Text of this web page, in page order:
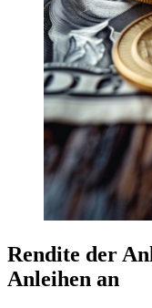
Rendite der
Anleihen an